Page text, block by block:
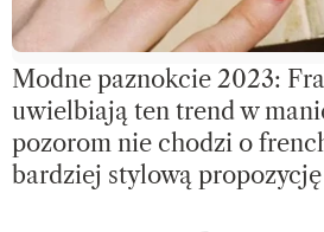
Modne paznokcie 2023:
uwielbiają ten trend w
pozorom nie chodzi o
bardziej stylową propozycję